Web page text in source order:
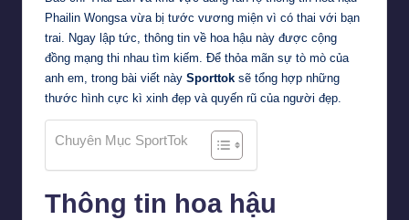
Phailin Wongsa vừa bị tước vương miện vì có thai với bạn
trai. Ngay lập tức, thông tin về hoa hậu này được cộng
đồng mạng thi nhau tìm kiếm. Để thỏa mãn sự tò mò của
anh em, trong bài viết này Sporttok sẽ tổng hợp những
thước hình cực kì xinh đẹp và quyến rũ của người đẹp.
Chuyên Mục SportTok
Thông tin hoa hậu